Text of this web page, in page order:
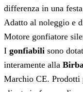
differenza in una
Adatto al noleggio e
Motore gonfiatore
I gonfiabili sono
interamente alla
Marchio CE. Prodotti